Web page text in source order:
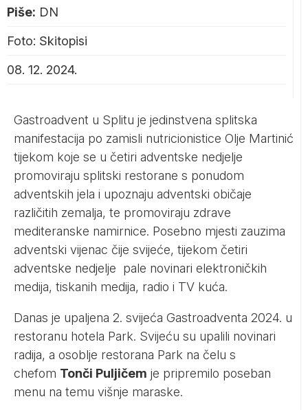
Piše: DN
Foto: Skitopisi
08. 12. 2024.
Gastroadvent u Splitu je jedinstvena splitska
manifestacija po zamisli nutricionistice Olje Martinić
tijekom koje se u četiri adventske nedjelje
promoviraju splitski restorane s ponudom
adventskih jela i upoznaju adventski običaje
različitih zemalja, te promoviraju zdrave
mediteranske namirnice. Posebno mjesti zauzima
adventski vijenac čije svijeće, tijekom četiri
adventske nedjelje pale novinari elektroničkih
medija, tiskanih medija, radio i TV kuća.
Danas je upaljena 2. svijeća Gastroadventa 2024. u
restoranu hotela Park. Svijeću su upalili novinari
radija, a osoblje restorana Park na čelu s
chefom Tonči Puljičem je pripremilo poseban
menu na temu višnje maraske.